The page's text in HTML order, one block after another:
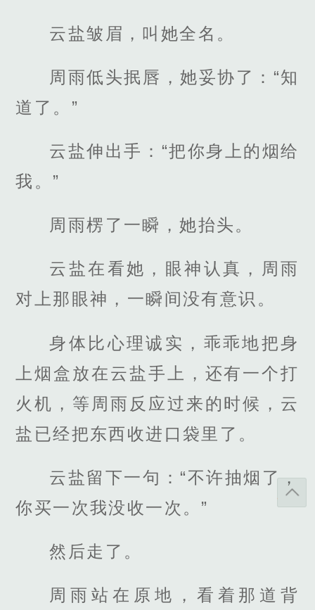
云盐皱眉，叫她全名。
周雨低头抿唇，她妥协了：“知
道了。”
云盐伸出手：“把你身上的烟给
我。”
周雨楞了一瞬，她抬头。
云盐在看她，眼神认真，周雨
对上那眼神，一瞬间没有意识。
身体比心理诚实，乖乖地把身
上烟盒放在云盐手上，还有一个打
火机，等周雨反应过来的时候，云
盐已经把东西收进口袋里了。
云盐留下一句：“不许抽烟了，
你买一次我没收一次。”
然后走了。
周雨站在原地，看着那道背